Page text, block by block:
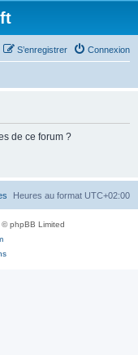
Connexion
S’enregistrer
de ce forum ?
Heures au format UTC+02:00
phpBB Limited